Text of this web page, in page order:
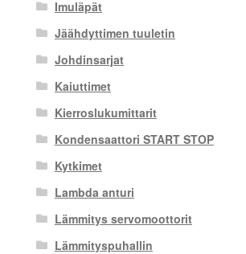
Imuläpät
Jäähdyttimen tuuletin
Johdinsarjat
Kaiuttimet
Kierroslukumittarit
Kondensaattori START STOP
Kytkimet
Lambda anturi
Lämmitys servomoottorit
Lämmityspuhallin